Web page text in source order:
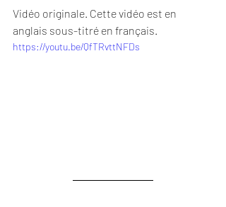
Vidéo originale. Cette vidéo est en
anglais sous-titré en français.
https://youtu.be/QfTRvttNFDs